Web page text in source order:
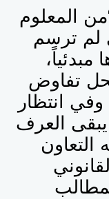
المعلوم
مع مالي لم ترسم
مبدئياً،
تفاوض
انتظار
يبقى العرف
التعاون